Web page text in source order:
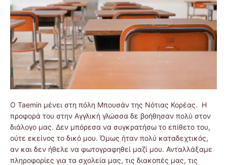
O Taemin μένει στη πόλη Μπουσάν της Νότιας Κορέας. Η
προφορά του στην Αγγλική γλώσσα δε βοήθησαν πολύ στον
διάλογο μας. Δεν μπόρεσα να συγκρατήσω το επίθετο του,
ούτε εκείνος το δικό μου. Όμως ήταν πολύ καταδεχτικός,
αν και δεν ήθελε να φωτογραφηθεί μαζί μου. Ανταλλάξαμε
πληροφορίες για τα σχολεία μας, τις διακοπές μας, τις